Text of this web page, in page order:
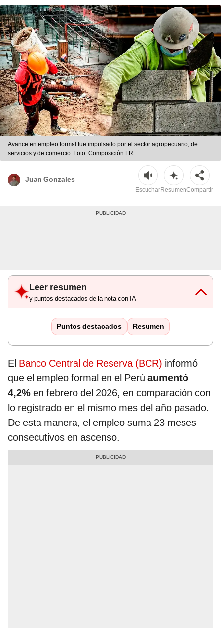
Avance en empleo formal fue impulsado por el sector agropecuario, de
servicios y de comercio. Foto: Composición LR.
Juan Gonzales
EscucharResumenCompartir
Leer resumen
y puntos destacados de la nota con IA
Puntos destacados Resumen
El Banco Central de Reserva (BCR) informó
que el empleo formal en el Perú aumentó
4,2% en febrero del 2026, en comparación con
lo registrado en el mismo mes del año pasado.
De esta manera, el empleo suma 23 meses
consecutivos en ascenso.